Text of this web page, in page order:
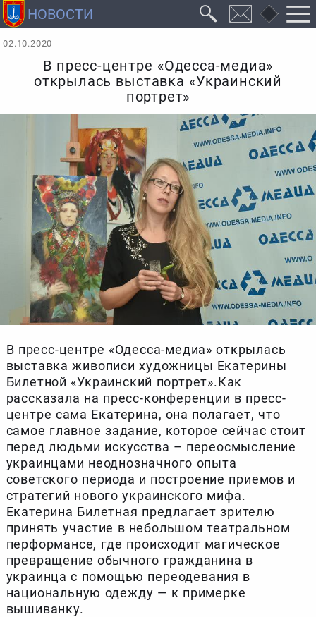
02.10.2020
В пресс-центре «Одесса-медиа»
открылась выставка «Украинский
портрет»
В пресс-центре «Одесса-медиа» открылась
выставка живописи художницы Екатерины
Билетной «Украинский портрет».Как
рассказала на пресс-конференции в пресс-
центре сама Екатерина, она полагает, что
самое главное задание, которое сейчас стоит
перед людьми искусства – переосмысление
украинцами неоднозначного опыта
советского периода и построение приемов и
стратегий нового украинского мифа.
Екатерина Билетная предлагает зрителю
принять участие в небольшом театральном
перформансе, где происходит магическое
превращение обычного гражданина в
украинца с помощью переодевания в
национальную одежду — к примерке
вышиванку.